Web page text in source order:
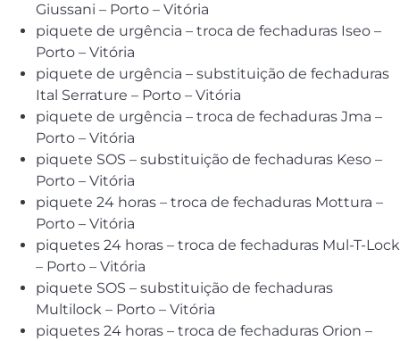
Giussani – Porto – Vitória
piquete de urgência – troca de fechaduras Iseo –
Porto – Vitória
piquete de urgência – substituição de fechaduras
Ital Serrature – Porto – Vitória
piquete de urgência – troca de fechaduras Jma –
Porto – Vitória
piquete SOS – substituição de fechaduras Keso –
Porto – Vitória
piquete 24 horas – troca de fechaduras Mottura –
Porto – Vitória
piquetes 24 horas – troca de fechaduras Mul-T-Lock
– Porto – Vitória
piquete SOS – substituição de fechaduras
Multilock – Porto – Vitória
piquetes 24 horas – troca de fechaduras Orion –